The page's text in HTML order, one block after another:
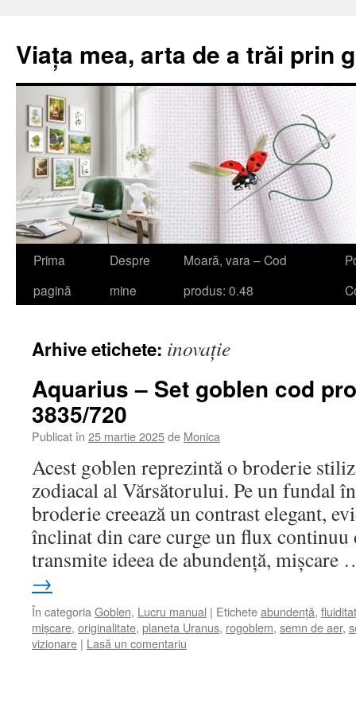
Viața mea, arta de a trăi prin
Sari
Prima
pagină
Despre
mine
Moară, vara – Cod
produs: 0.48
Arhive etichete: inovație
Aquarius – Set goblen cod
3835/720
Publicat în 25 martie 2025de Monica
Acest goblen reprezintă o broderie
zodiacal al Vărsătorului. Pe un fundal
broderie creează un contrast elegant,
înclinat din care curge un flux continuu
transmite ideea de abundență,
→
În categoria Goblen, Lucru manual | Eticheteabundență,
mișcare, originalitate, planeta Uranus, rogoblem, semn de aer,
vizionare | Lasă un comentariu